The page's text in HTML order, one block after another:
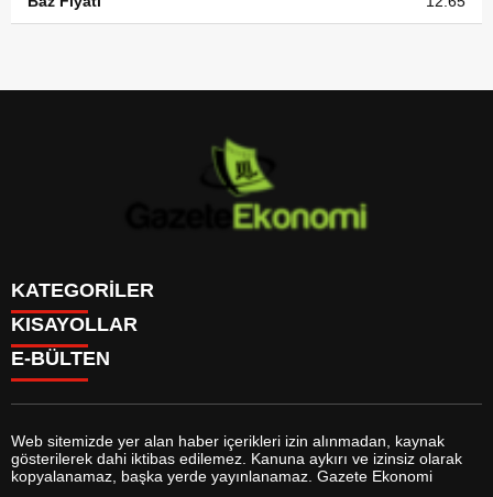
KATEGORİLER
GÜNDEM
DÜNYA
SİYASET
MAGAZİN
SAĞLIK
EĞİTİM
YAŞAM
KISAYOLLAR
BURÇLAR
FİKSTÜR
FİRMA EKLE
FİRMA REHBERİ
E-BÜLTEN
gazeteekonomi.com e-bültenine abone olarak, tarafınıza haber,
Web sitemizde yer alan haber içerikleri izin alınmadan, kaynak
gösterilerek dahi iktibas edilemez. Kanuna aykırı ve izinsiz olarak
kopyalanamaz, başka yerde yayınlanamaz. Gazete Ekonomi